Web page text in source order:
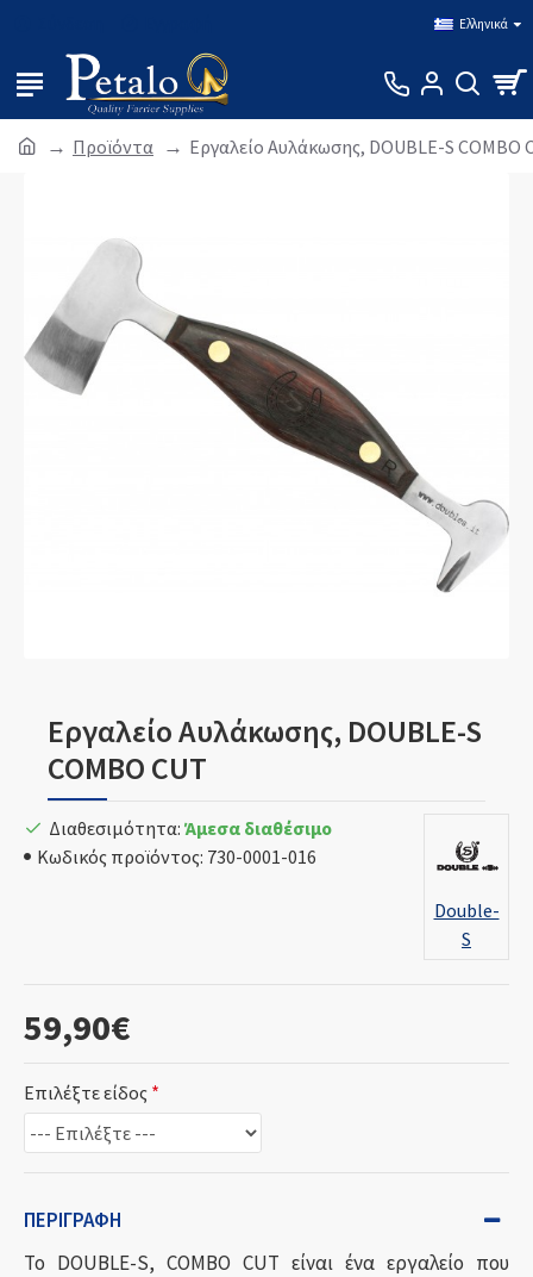
Ελληνικά
Προϊόντα Εργαλείο Αυλάκωσης, DOUBLE-S COMBO
Εργαλείο Αυλάκωσης, DOUBLE-S
COMBO CUT
59,90€
Διαθεσιμότητα: Άμεσα διαθέσιμο
Κωδικός προϊόντος: 730-0001-016
Double-
S
Επιλέξτε είδος
ΠΕΡΙΓΡΑΦΉ
Το DOUBLE-S, COMBO CUT είναι ένα εργαλείο που